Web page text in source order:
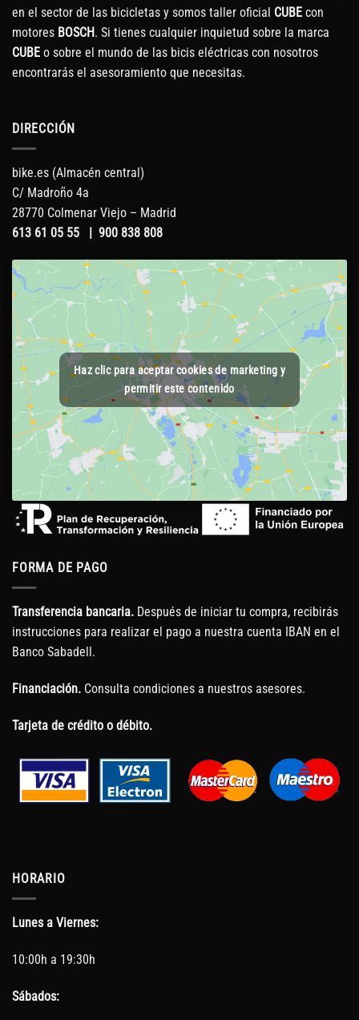
en el sector de las bicicletas y somos taller oficial CUBE con
motores BOSCH. Si tienes cualquier inquietud sobre la marca
CUBE o sobre el mundo de las bicis eléctricas con nosotros
encontrarás el asesoramiento que necesitas.
DIRECCIÓN
bike.es (Almacén central)
C/ Madroño 4a
28770 Colmenar Viejo – Madrid
613 61 05 55 | 900 838 808
Haz clic para aceptar cookies de marketing y
permitir este contenido
FORMA DE PAGO
Transferencia bancaria. Después de iniciar tu compra, recibirás
instrucciones para realizar el pago a nuestra cuenta IBAN en el
Banco Sabadell.
Financiación. Consulta condiciones a nuestros asesores.
Tarjeta de crédito o débito.
HORARIO
Lunes a Viernes:
10:00h a 19:30h
Sábados: